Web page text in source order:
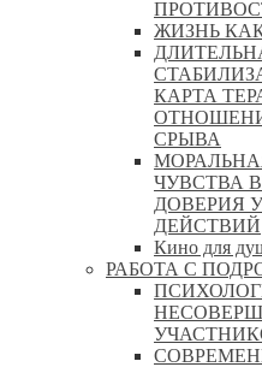
ЖИЗНЬ
КАРТА
СРЫВА
ЧУВСТВА
ДОВЕРИЯ
ДЕЙСТВИЙ
Кино для
РАБОТА С